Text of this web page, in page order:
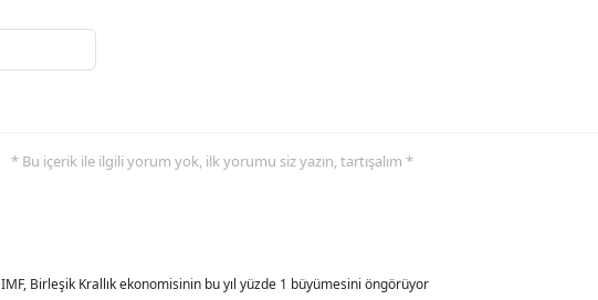
* Bu içerik ile ilgili yorum yok, ilk yorumu siz yazın, tartışalım *
IMF, Birleşik Krallık ekonomisinin bu yıl yüzde 1 büyümesini öngörüyor